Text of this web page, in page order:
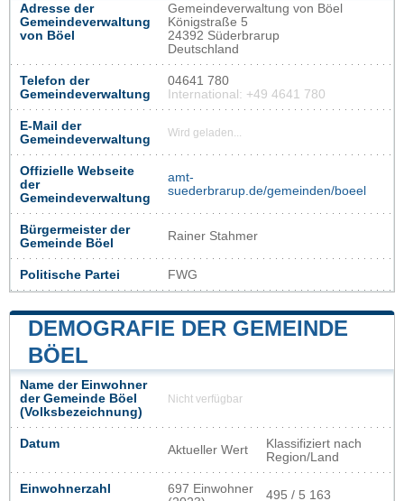
Adresse der
Gemeindeverwaltung
von Böel
Gemeindeverwaltung von Böel
Königstraße 5
24392 Süderbrarup
Deutschland
Telefon der
Gemeindeverwaltung
04641 780
International: +49 4641 780
E-Mail der
Gemeindeverwaltung
Wird geladen...
Offizielle Webseite
der
Gemeindeverwaltung
amt-
suederbrarup.de/gemeinden/boeel
Bürgermeister der
Gemeinde Böel
Rainer Stahmer
Politische Partei FWG
DEMOGRAFIE DER GEMEINDE
BÖEL
Name der Einwohner
der Gemeinde Böel
(Volksbezeichnung)
Nicht verfügbar
Datum Aktueller Wert
Klassifiziert nach
Region/Land
Einwohnerzahl
697 Einwohner
495 / 5 163